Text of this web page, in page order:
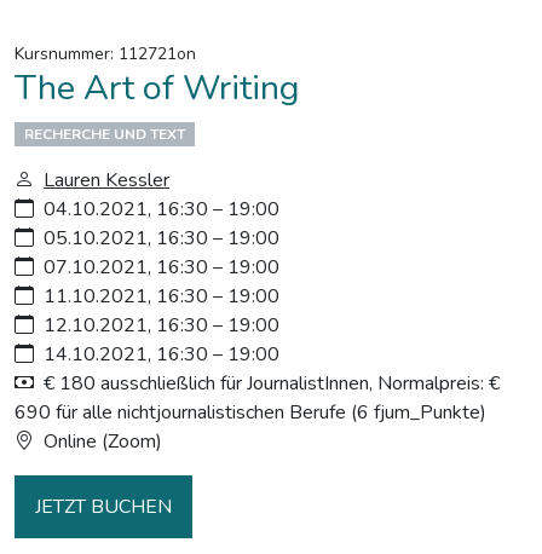
Kursnummer: 112721on
The Art of Writing
RECHERCHE UND TEXT
Lauren Kessler
04.10.2021, 16:30 – 19:00
05.10.2021, 16:30 – 19:00
07.10.2021, 16:30 – 19:00
11.10.2021, 16:30 – 19:00
12.10.2021, 16:30 – 19:00
14.10.2021, 16:30 – 19:00
€ 180 ausschließlich für JournalistInnen, Normalpreis: €
690 für alle nichtjournalistischen Berufe (6 fjum_Punkte)
Online (Zoom)
JETZT BUCHEN